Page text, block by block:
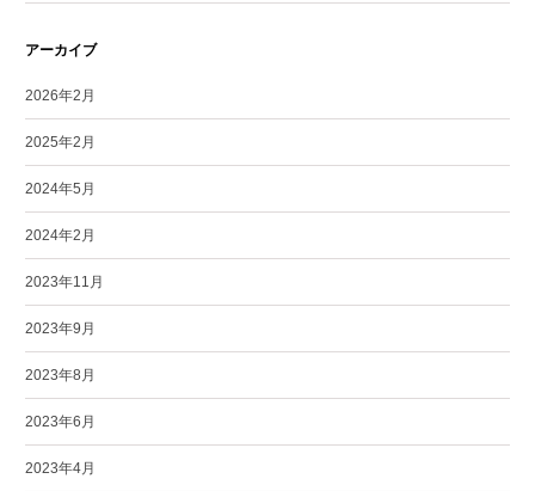
アーカイブ
2026年2月
2025年2月
2024年5月
2024年2月
2023年11月
2023年9月
2023年8月
2023年6月
2023年4月